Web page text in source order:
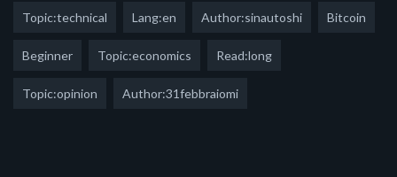
Topic:technical Lang:en Author:sinautoshi Bitcoin
Beginner Topic:economics Read:long
Topic:opinion Author:31febbraiomi